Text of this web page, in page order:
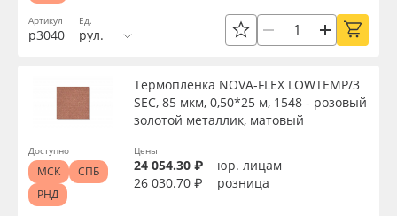
Артикул
р3040
Ед.
рул.
Термопленка NOVA-FLEX LOWTEMP/3
SEC, 85 мкм, 0,50*25 м, 1548 - розовый
золотой металлик, матовый
Цены
24 054.30 ₽
юр. лицам
26 030.70 ₽
розница
Доступно
МСК
СПБ
РНД